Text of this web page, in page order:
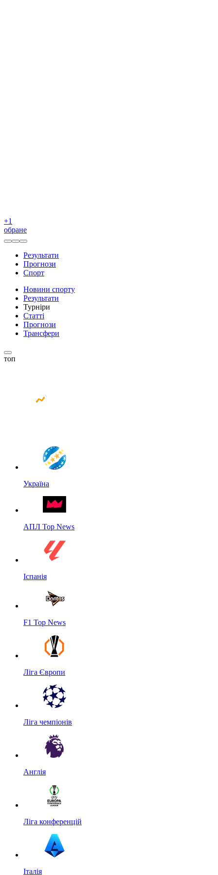
+1
обране
Результати
Прогнози
Спорт
Новини спорту
Результати
Турніри
Статті
Прогнози
Трансфери
топ
Україна
АПЛ Top News
Іспанія
F1 Top News
Ліга Європи
Ліга чемпіонів
Англія
Ліга конференцій
Італія